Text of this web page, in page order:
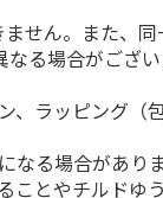
せん。また、
る場合がござい
、ラッピング（
る場合がありま
ことやチルドゆ